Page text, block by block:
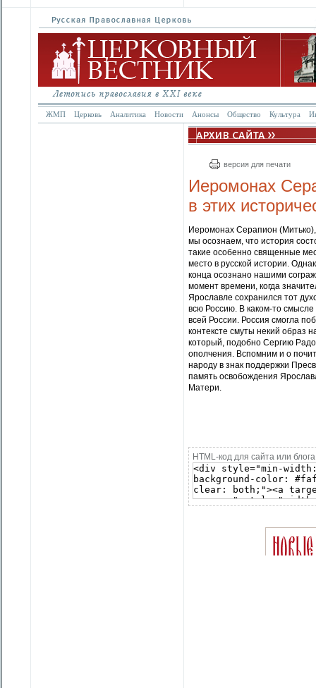
ЖМП Церковь Аналитика Новости Анонсы Общество Культура
версия для печати
Иеромонах
в этих
Иеромонах Серапион
мы осознаем, что история
такие особенно священные
место в русской истории.
конца осознано нашими
момент времени, когда
Ярославле сохранился тот
всю Россию. В каком-то
всей России. Россия смогла
контексте смуты некий образ
который, подобно Сергию
ополчения. Вспомним и о
народу в знак поддержки
память освобождения
Матери.
HTML-код для сайта или